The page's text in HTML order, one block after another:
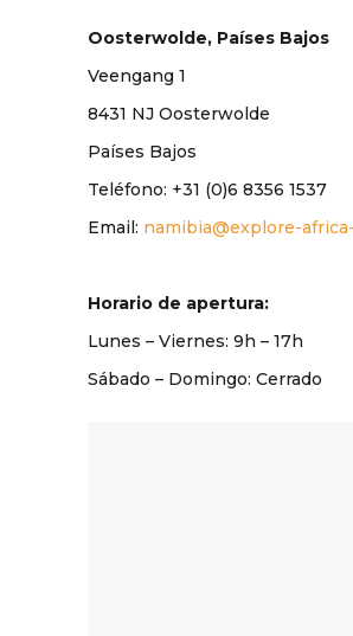
Oosterwolde, Países Bajos
Veengang 1
8431 NJ Oosterwolde
Países Bajos
Teléfono: +31 (0)6 8356 1537
Email: namibia@explore-
Horario de apertura:
Lunes – Viernes: 9 h – 17h
Sábado – Domingo: Cerrado